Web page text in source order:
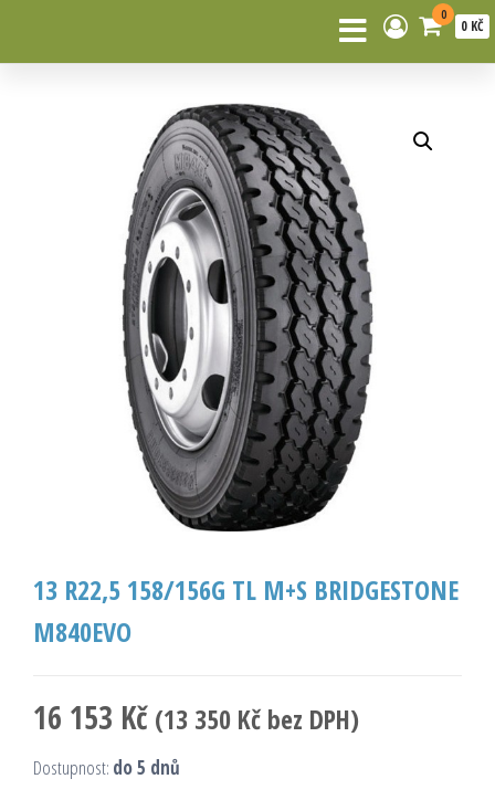
0
0 KČ
13 R22,5 158/156G TL M+S BRIDGESTONE
M840EVO
16 153 Kč (13 350 Kč bez DPH)
Dostupnost: do 5 dnů